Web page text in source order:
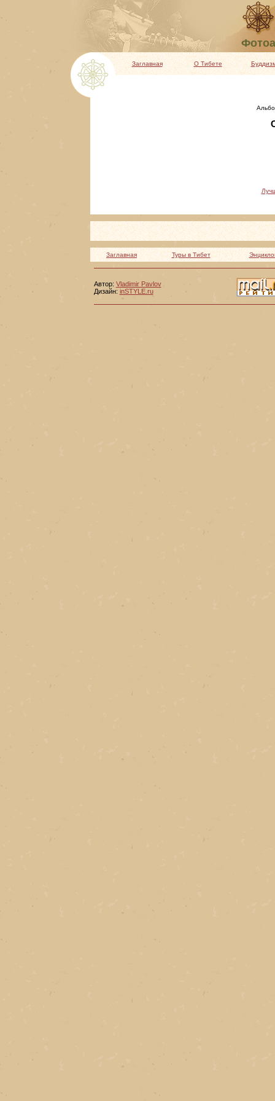
Заглавная О Тибете
Заглавная Туры в Тибет
Автор: Vladimir Pavlov
Дизайн: inSTYLE.ru